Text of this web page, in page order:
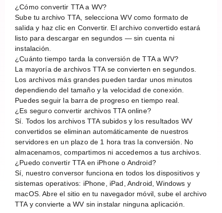
¿Cómo convertir TTA a WV?
Sube tu archivo TTA, selecciona WV como formato de
salida y haz clic en Convertir. El archivo convertido estará
listo para descargar en segundos — sin cuenta ni
instalación.
¿Cuánto tiempo tarda la conversión de TTA a WV?
La mayoría de archivos TTA se convierten en segundos.
Los archivos más grandes pueden tardar unos minutos
dependiendo del tamaño y la velocidad de conexión.
Puedes seguir la barra de progreso en tiempo real.
¿Es seguro convertir archivos TTA online?
Sí. Todos los archivos TTA subidos y los resultados WV
convertidos se eliminan automáticamente de nuestros
servidores en un plazo de 1 hora tras la conversión. No
almacenamos, compartimos ni accedemos a tus archivos.
¿Puedo convertir TTA en iPhone o Android?
Sí, nuestro conversor funciona en todos los dispositivos y
sistemas operativos: iPhone, iPad, Android, Windows y
macOS. Abre el sitio en tu navegador móvil, sube el archivo
TTA y convierte a WV sin instalar ninguna aplicación.